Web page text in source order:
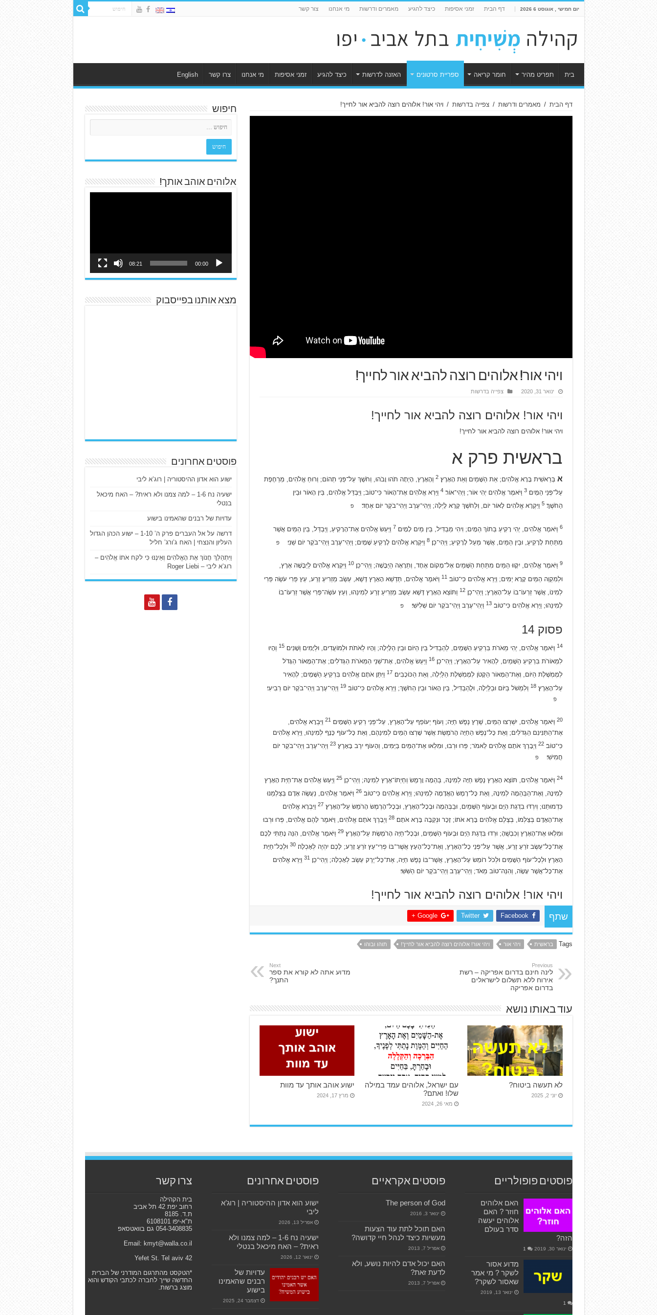
יום חמישי , אוגוסט 6 2026 דף הבית זמני אסיפות כיצד להגיע מאמרים ודרשות מי אנחנו צור קשר
בית תפריט מהיר חומר קריאה ספריית סרטונים האזנה לדרשות כיצד להגיע זמני אסיפות מי אנחנו צרו קשר English
דף הבית / מאמרים ודרשות / צפייה בדרשות / ויהי אור! אלוהים רוצה להביא אור לחייך!
ויהי אור! אלוהים רוצה להביא אור לחייך!
ינואר 31, 2020 צפייה בדרשות
ויהי אור! אלוהים רוצה להביא אור לחייך!
ויהי אור! אלוהים רוצה להביא אור לחייך!
בראשית פרק א
א בְּרֵאשִׁית בָּרָא אֱלֹהִים; אֵת הַשָּׁמַיִם וְאֵת הָאָרֶץ׃2 וְהָאָרֶץ, הָיְתָה תֹהוּ וָבֹהוּ, וְחֹשֶׁךְ עַל־פְּנֵי תְהוֹם; וְרוּחַ אֱלֹהִים, מְרַחֶפֶת
עַל־פְּנֵי הַמָּיִם׃3 וַיֹּאמֶר אֱלֹהִים יְהִי אוֹר; וַיְהִי־אוֹר׃4 וַיַּרְא אֱלֹהִים אֶת־הָאוֹר כִּי־טוֹב; וַיַּבְדֵּל אֱלֹהִים, בֵּין הָאוֹר וּבֵין
הַחֹשֶׁךְ׃5 וַיִּקְרָא אֱלֹהִים לָאוֹר יוֹם, וְלַחֹשֶׁךְ קָרָא לָיְלָה; וַיְהִי־עֶרֶב וַיְהִי־בֹקֶר יוֹם אֶחָד׃ פ
6 וַיֹּאמֶר אֱלֹהִים, יְהִי רָקִיעַ בְּתוֹךְ הַמָּיִם; וִיהִי מַבְדִּיל, בֵּין מַיִם לָמָיִם׃ 7 וַיַּעַשׂ אֱלֹהִים אֶת־הָרָקִיעַ, וַיַּבְדֵּל, בֵּין הַמַּיִם אֲשֶׁר
מִתַּחַת לָרָקִיעַ, וּבֵין הַמַּיִם, אֲשֶׁר מֵעַל לָרָקִיעַ; וַיְהִי־כֵן׃8 וַיִּקְרָא אֱלֹהִים לָרָקִיעַ שָׁמָיִם; וַיְהִי־עֶרֶב וַיְהִי־בֹקֶר יוֹם שֵׁנִי׃ פ
9 וַיֹּאמֶר אֱלֹהִים, יִקָּווּ הַמַּיִם מִתַּחַת הַשָּׁמַיִם אֶל־מָקוֹם אֶחָד, וְתֵרָאֶה הַיַּבָּשָׁה; וַיְהִי־כֵן׃10 וַיִּקְרָא אֱלֹהִים לַיַּבָּשָׁה אֶרֶץ,
וּלְמִקְוֵה הַמַּיִם קָרָא יַמִּים; וַיַּרְא אֱלֹהִים כִּי־טוֹב׃11 וַיֹּאמֶר אֱלֹהִים, תַּדְשֵׁא הָאָרֶץ דֶּשֶׁא, עֵשֶׂב מַזְרִיעַ זֶרַע, עֵץ פְּרִי עֹשֶׂה פְּרִי
לְמִינוֹ, אֲשֶׁר זַרְעוֹ־בוֹ עַל־הָאָרֶץ; וַיְהִי־כֵן׃12 וַתּוֹצֵא הָאָרֶץ דֶּשֶׁא עֵשֶׂב מַזְרִיעַ זֶרַע לְמִינֵהוּ, וְעֵץ עֹשֶׂה־פְּרִי אֲשֶׁר זַרְעוֹ־בוֹ
לְמִינֵהוּ; וַיַּרְא אֱלֹהִים כִּי־טוֹב׃13 וַיְהִי־עֶרֶב וַיְהִי־בֹקֶר יוֹם שְׁלִישִׁי׃ פ
פסוק 14
14 וַיֹּאמֶר אֱלֹהִים, יְהִי מְאֹרֹת בִּרְקִיעַ הַשָּׁמַיִם, לְהַבְדִּיל בֵּין הַיּוֹם וּבֵין הַלָּיְלָה; וְהָיוּ לְאֹתֹת וּלְמוֹעֲדִים, וּלְיָמִים וְשָׁנִים׃15 וְהָיוּ
לִמְאוֹרֹת בִּרְקִיעַ הַשָּׁמַיִם, לְהָאִיר עַל־הָאָרֶץ; וַיְהִי־כֵן׃16 וַיַּעַשׂ אֱלֹהִים, אֶת־שְׁנֵי הַמְּאֹרֹת הַגְּדֹלִים; אֶת־הַמָּאוֹר הַגָּדֹל
לְמֶמְשֶׁלֶת הַיּוֹם, וְאֶת־הַמָּאוֹר הַקָּטֹן לְמֶמְשֶׁלֶת הַלַּיְלָה, וְאֵת הַכּוֹכָבִים׃ 17 וַיִּתֵּן אֹתָם אֱלֹהִים בִּרְקִיעַ הַשָּׁמָיִם; לְהָאִיר
עַל־הָאָרֶץ׃18 וְלִמְשֹׁל בַּיּוֹם וּבַלַּיְלָה, וּלֲהַבְדִּיל, בֵּין הָאוֹר וּבֵין הַחֹשֶׁךְ; וַיַּרְא אֱלֹהִים כִּי־טוֹב׃19 וַיְהִי־עֶרֶב וַיְהִי־בֹקֶר יוֹם רְבִיעִי׃
פ
20 וַיֹּאמֶר אֱלֹהִים, יִשְׁרְצוּ הַמַּיִם, שֶׁרֶץ נֶפֶשׁ חַיָּה; וְעוֹף יְעוֹפֵף עַל־הָאָרֶץ, עַל־פְּנֵי רְקִיעַ הַשָּׁמָיִם׃21 וַיִּבְרָא אֱלֹהִים,
אֶת־הַתַּנִּינִם הַגְּדֹלִים; וְאֵת כָּל־נֶפֶשׁ הַחַיָּה הָרֹמֶשֶׂת אֲשֶׁר שָׁרְצוּ הַמַּיִם לְמִינֵהֶם, וְאֵת כָּל־עוֹף כָּנָף לְמִינֵהוּ, וַיַּרְא אֱלֹהִים
כִּי־טוֹב׃22 וַיְבָרֶךְ אֹתָם אֱלֹהִים לֵאמֹר; פְּרוּ וּרְבוּ, וּמִלְאוּ אֶת־הַמַּיִם בַּיַּמִּים, וְהָעוֹף יִרֶב בָּאָרֶץ׃23 וַיְהִי־עֶרֶב וַיְהִי־בֹקֶר יוֹם
חֲמִישִׁי׃
פ
24 וַיֹּאמֶר אֱלֹהִים, תּוֹצֵא הָאָרֶץ נֶפֶשׁ חַיָּה לְמִינָהּ, בְּהֵמָה וָרֶמֶשׂ וְחַיְתוֹ־אֶרֶץ לְמִינָהּ; וַיְהִי־כֵן׃25 וַיַּעַשׂ אֱלֹהִים אֶת־חַיַּת הָאָרֶץ
לְמִינָהּ, וְאֶת־הַבְּהֵמָה לְמִינָהּ, וְאֵת כָּל־רֶמֶשׂ הָאֲדָמָה לְמִינֵהוּ; וַיַּרְא אֱלֹהִים כִּי־טוֹב׃26 וַיֹּאמֶר אֱלֹהִים, נַעֲשֶׂה אָדָם בְּצַלְמֵנוּ
כִּדְמוּתֵנוּ; וְיִרְדּוּ בִדְגַת הַיָּם וּבְעוֹף הַשָּׁמַיִם, וּבַבְּהֵמָה וּבְכָל־הָאָרֶץ, וּבְכָל־הָרֶמֶשׂ הָרֹמֵשׂ עַל־הָאָרֶץ׃ 27 וַיִּבְרָא אֱלֹהִים
אֶת־הָאָדָם בְּצַלְמוֹ, בְּצֶלֶם אֱלֹהִים בָּרָא אֹתוֹ; זָכָר וּנְקֵבָה בָּרָא אֹתָם׃28 וַיְבָרֶךְ אֹתָם אֱלֹהִים, וַיֹּאמֶר לָהֶם אֱלֹהִים, פְּרוּ וּרְבוּ
וּמִלְאוּ אֶת־הָאָרֶץ וְכִבְשֻׁהָ; וּרְדוּ בִּדְגַת הַיָּם וּבְעוֹף הַשָּׁמַיִם, וּבְכָל־חַיָּה הָרֹמֶשֶׂת עַל־הָאָרֶץ׃29 וַיֹּאמֶר אֱלֹהִים, הִנֵּה נָתַתִּי לָכֶם
אֶת־כָּל־עֵשֶׂב זֹרֵעַ זֶרַע, אֲשֶׁר עַל־פְּנֵי כָל־הָאָרֶץ, וְאֶת־כָּל־הָעֵץ אֲשֶׁר־בּוֹ פְרִי־עֵץ זֹרֵעַ זָרַע; לָכֶם יִהְיֶה לְאָכְלָה׃30 וּלְכָל־חַיַּת
הָאָרֶץ וּלְכָל־עוֹף הַשָּׁמַיִם וּלְכֹל רוֹמֵשׂ עַל־הָאָרֶץ, אֲשֶׁר־בּוֹ נֶפֶשׁ חַיָּה, אֶת־כָּל־יֶרֶק עֵשֶׂב לְאָכְלָה; וַיְהִי־כֵן׃31 וַיַּרְא אֱלֹהִים
אֶת־כָּל־אֲשֶׁר עָשָׂה, וְהִנֵּה־טוֹב מְאֹד; וַיְהִי־עֶרֶב וַיְהִי־בֹקֶר יוֹם הַשִּׁשִּׁי׃
ויהי אור! אלוהים רוצה להביא אור לחייך!
שתף Facebook
Twitter
Google +
Tags בראשית ויהי אור ויהי אור! אלוהים רוצה להביא אור לחייך! תוהו ובוהו
Previous
לינה חינם בדרום אפריקה – רשת
אירוח ללא תשלום לישראלים
בדרום אפריקה
Next
מדוע אתה לא קורא את ספר
התנך?
עוד באותו נושא
לא תעשה ביטוח?
יוני 2, 2025
עם ישראל, אלוהים עמד במילה
שלו! ואתם?
מאי 26, 2024
ישוע אוהב אותך עד מוות
מרץ 17, 2024
חיפוש
אלוהים אוהב אותך!
00:00
08:21
מצא אותנו בפייסבוק
פוסטים אחרונים
ישוע הוא אדון ההיסטוריה | רוג’א ליבי
ישעיה נח 1-6 – למה צמנו ולא ראית? – האח מיכאל
בנטלי
עדויות של רבנים שהאמינו בישוע
דרשה על אל העברים פרק ה’ 1-10 – ישוע הכהן הגדול
העליון והנצחי | האח ג’ורג’ חליל
וַיִּתְהַלֵּךְ חֲנוֹךְ אֶת הָאֱלֹהִים וְאֵינֶנּוּ כִּי לקח אֹתוֹ אֱלֹהִים –
רוג’א ליבי – Roger Liebi
פוסטים פופולריים
האם אלוהים
חוזר ? האם
אלוהים יעשה
סדר בעולם
הזה?
ינואר 30, 2019 1
מדוע אסור
לשקר ? מי אמר
שאסור לשקר?
ינואר 13, 2019
1
פוסטים אקראיים
The person of God
ינואר 3, 2016
האם תוכל לתת עוד הצעות
מעשיות כיצד לנהל חיי קדושה?
אפריל 7, 2013
האם יכול אדם להיות נושע, ולא
לדעת זאת?
אפריל 7, 2013
פוסטים אחרונים
ישוע הוא אדון ההיסטוריה | רוג’א
ליבי
אפריל 13, 2026
ישעיה נח 1-6 – למה צמנו ולא
ראית? – האח מיכאל בנטלי
ינואר 12, 2026
עדויות של
רבנים שהאמינו
בישוע
דצמבר 24, 2025
צרו קשר
בית הקהילה
רחוב יפת 42 תל אביב
ת.ד. 8185
ת"א-יפו 6108101
054-3408835 גם בוואטסאפ
Email: kmyt@walla.co.il
42 Yefet St. Tel aviv
*הטקסט מהתרגום המודרני של הברית
החדשה שייך לחברה לכתבי הקודש והוא
מוצג ברשות.